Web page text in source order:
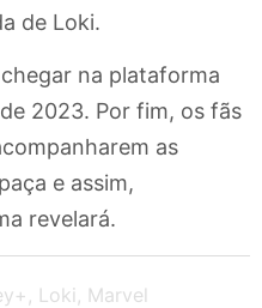
de Loki.
na plataforma
2023. Por fim, os fãs
as
e assim,
revelará.
Loki Marvel